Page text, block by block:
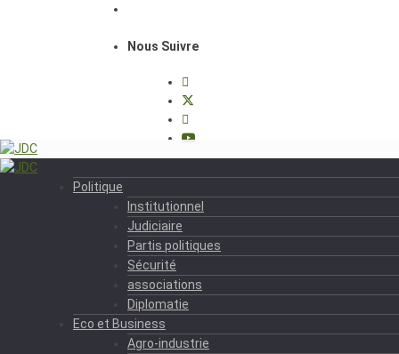
Nous Suivre
Politique
Institutionnel
Judiciaire
Partis politiques
Sécurité
associations
Diplomatie
Eco et Business
Agro-industrie